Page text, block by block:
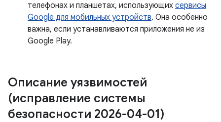
телефонах и планшетах, использующих сервисы
Google для мобильных устройств. Она особенно
важна, если устанавливаются приложения не из
Google Play.
Описание уязвимостей
(исправление системы
безопасности 2026-04-01)